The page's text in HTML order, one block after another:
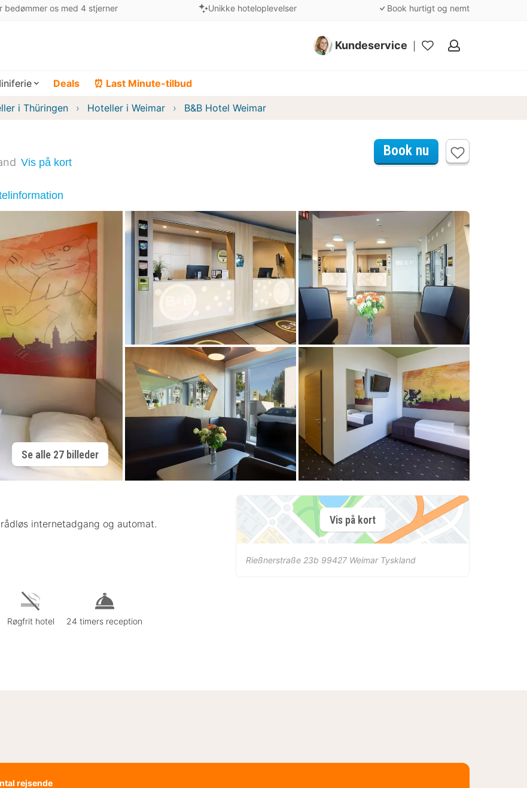
bedømmer os med 4 stjerner Unikke hoteloplevelser Book hurtigt og nemt
Kundeservice
Mine
Deals ⏰ Last Minute-tilbud
i Thüringen Hoteller i Weimar B&B Hotel Weimar
Vis på kort
Book nu
Se alle 27 billeder
internetadgang og automat.
Røgfrit hotel 24 timers reception
Vis på kort
Rießnerstraße 23b 99427 Weimar Tyskland
rejsende